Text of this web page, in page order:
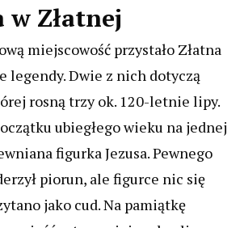
w Złatnej
miejscowość przystało Złatna
legendy. Dwie z nich dotyczą
rosną trzy ok. 120-letnie lipy.
ubiegłego wieku na jednej
figurka Jezusa. Pewnego
piorun, ale figurce nic się
jako cud. Na pamiątkę